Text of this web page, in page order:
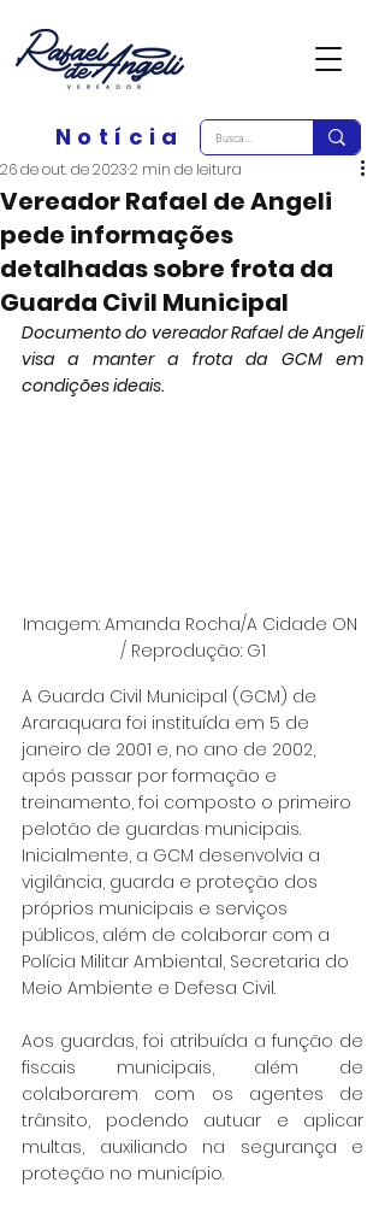
Notícia
Vereador Rafael de Angeli
pede informações
detalhadas sobre frota da
Guarda Civil Municipal
26 de out. de 20232 min de leitura
Documento do vereador Rafael de Angeli
visa a manter a frota da GCM em
condições ideais.
Imagem: Amanda Rocha/A Cidade ON
/ Reprodução: G1
A Guarda Civil Municipal (GCM) de
Araraquara foi instituída em 5 de
janeiro de 2001 e, no ano de 2002,
após passar por formação e
treinamento, foi composto o primeiro
pelotão de guardas municipais.
Inicialmente, a GCM desenvolvia a
vigilância, guarda e proteção dos
próprios municipais e serviços
públicos, além de colaborar com a
Polícia Militar Ambiental, Secretaria do
Meio Ambiente e Defesa Civil.
Aos guardas, foi atribuída a função de
fiscais municipais, além de
colaborarem com os agentes de
trânsito, podendo autuar e aplicar
multas, auxiliando na segurança e
proteção no município.